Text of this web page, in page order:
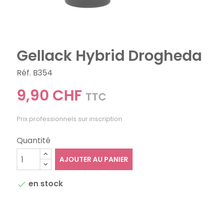
Gellack Hybrid Drogheda
Réf. B354
9,90 CHF TTC
Prix professionnels sur inscription
Quantité
AJOUTER AU PANIER
 en stock